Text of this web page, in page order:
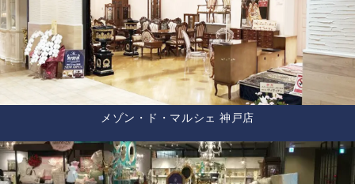
メゾン・ド・マルシェ 神戸店